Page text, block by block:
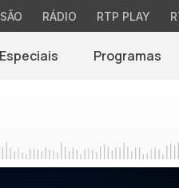
RÁDIO RTP PLAY
Especiais Programas